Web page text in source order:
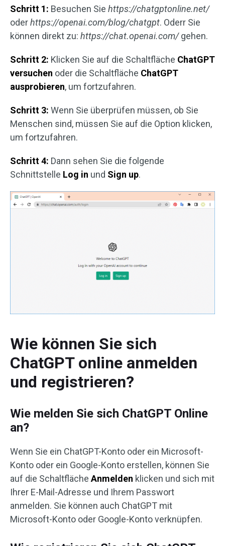
Schritt 1: Besuchen Sie https://chatgptonline.net/
oderhttps://openai.com/blog/chatgpt. Oderr Sie
können direkt zu: https://chat.openai.com/gehen.
Schritt 2: Klicken Sie auf die Schaltfläche ChatGPT
versuchen oder die Schaltfläche ChatGPT
ausprobieren, um fortzufahren.
Schritt 3: Wenn Sie überprüfen müssen, ob Sie
Menschen sind, müssen Sie auf die Option klicken,
um fortzufahren.
Schritt 4: Dann sehen Sie die folgende
Schnittstelle Log in und Sign up.
Wie können Sie sich
ChatGPT online anmelden
und registrieren?
Wie melden Sie sich ChatGPT Online
an?
Wenn Sie ein ChatGPT-Konto oder ein Microsoft-
Konto oder ein Google-Konto erstellen, können Sie
auf die Schaltfläche Anmelden klicken und sich mit
Ihrer E-Mail-Adresse und Ihrem Passwort
anmelden. Sie können auch ChatGPT mit
Microsoft-Konto oder Google-Konto verknüpfen.